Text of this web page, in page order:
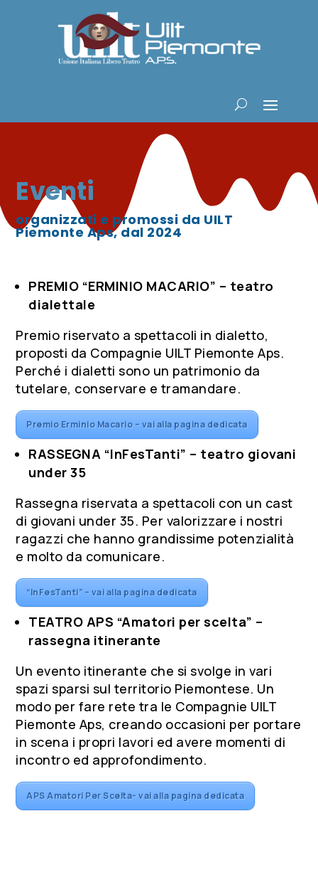
Eventi
organizzati e promossi da UILT
Piemonte Aps, dal 2024
PREMIO “ERMINIO MACARIO” – teatro
dialettale
Premio riservato a spettacoli in dialetto,
proposti da Compagnie UILT Piemonte Aps.
Perché i dialetti sono un patrimonio da
tutelare, conservare e tramandare.
Premio Erminio Macario – vai alla pagina dedicata
RASSEGNA “InFesTanti” – teatro giovani
under 35
Rassegna riservata a spettacoli con un cast
di giovani under 35. Per valorizzare i nostri
ragazzi che hanno grandissime potenzialità
e molto da comunicare.
“InFesTanti” – vai alla pagina dedicata
TEATRO APS “Amatori per scelta” –
rassegna itinerante
Un evento itinerante che si svolge in vari
spazi sparsi sul territorio Piemontese. Un
modo per fare rete tra le Compagnie UILT
Piemonte Aps, creando occasioni per portare
in scena i propri lavori ed avere momenti di
incontro ed approfondimento.
APS Amatori Per Scelta- vai alla pagina dedicata